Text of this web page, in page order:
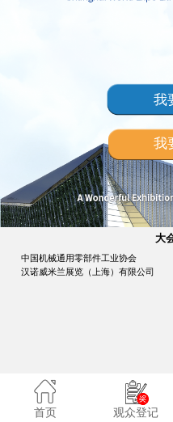
我
我
大
中国机械通用零部件工业协会
汉诺威米兰展览（上海）有限公司
首页 观众登记